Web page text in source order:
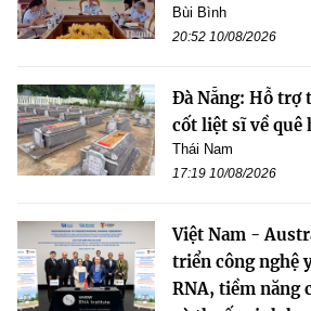
Bùi Bình
20:52 10/08/2026
Đà Nẵng: Hỗ trợ
cốt liệt sĩ về quê
Thái Nam
17:19 10/08/2026
Việt Nam -
triển công nghệ
RNA, tiềm năng